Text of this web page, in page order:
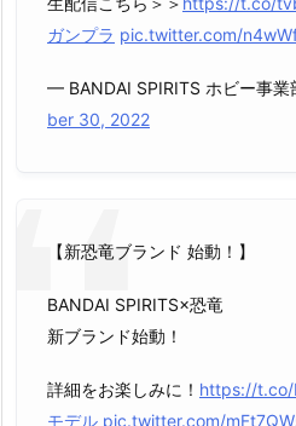
ガンプラ pic.twitter.com/
— BANDAI SPIRITS ホビー事
ber 30, 2022
【新恐竜ブランド 始動！】
BANDAI SPIRITS×恐竜
新ブランド始動！
詳細をお楽しみに！ https://t.co/
モデル pic.twitter.com/